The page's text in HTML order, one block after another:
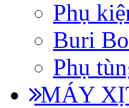
Phụ
Buri
Phụ
MÁY